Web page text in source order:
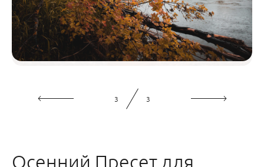
Осенний Пресет для
3 3